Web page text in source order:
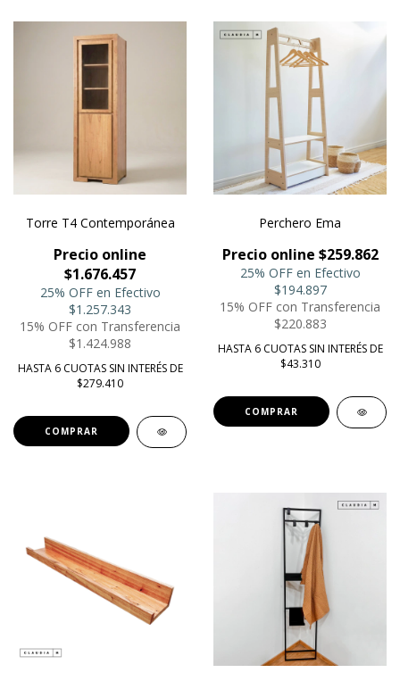
Torre T4 Contemporánea
Precio online
$1.676.457
25% OFF en Efectivo
$1.257.343
15% OFF con Transferencia
$1.424.988
HASTA 6 CUOTAS SIN INTERÉS DE
$279.410
COMPRAR
Perchero Ema
Precio online $259.862
25% OFF en Efectivo
$194.897
15% OFF con Transferencia
$220.883
HASTA 6 CUOTAS SIN INTERÉS DE
$43.310